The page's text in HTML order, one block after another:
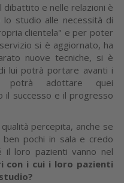
dibattito e nelle relazioni è
lo studio alle necessità di
clientela" e per poter
si è aggiornato, ha
nuove tecniche, si è
lui potrà portare avanti i
potrà adottare quei
il successo e il progresso
percepita, anche se
pochi in sala e credo
il loro pazienti vanno nel
con i cui i loro pazienti